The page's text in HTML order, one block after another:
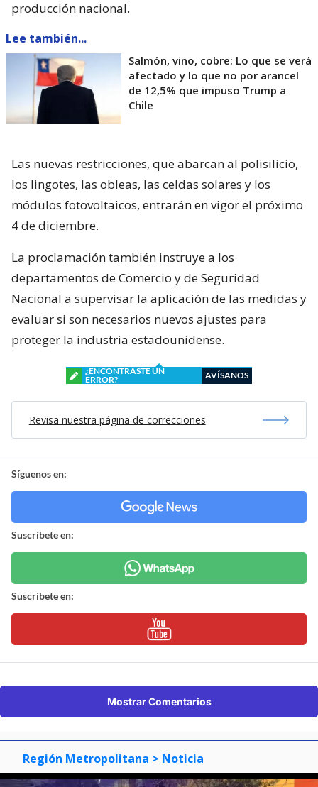
producción nacional.
Lee también...
Salmón, vino, cobre: Lo que se verá
afectado y lo que no por arancel
de 12,5% que impuso Trump a
Chile
Las nuevas restricciones, que abarcan al polisilicio,
los lingotes, las obleas, las celdas solares y los
módulos fotovoltaicos, entrarán en vigor el próximo
4 de diciembre.
La proclamación también instruye a los
departamentos de Comercio y de Seguridad
Nacional a supervisar la aplicación de las medidas y
evaluar si son necesarios nuevos ajustes para
proteger la industria estadounidense.
¿ENCONTRASTE UN
ERROR?
AVÍSANOS
Revisa nuestra página de correcciones
Síguenos en:
Suscríbete en:
Suscríbete en:
Mostrar Comentarios
Región Metropolitana > Noticia